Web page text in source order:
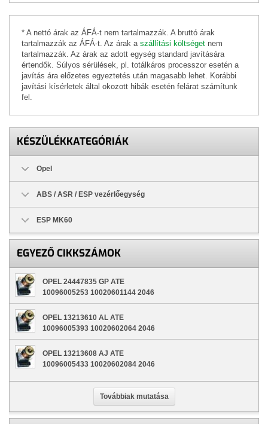
* A nettó árak az ÁFÁ-t nem tartalmazzák. A bruttó árak
tartalmazzák az ÁFÁ-t. Az árak a szállítási költséget nem
tartalmazzák. Az árak az adott egység standard javítására
értendők. Súlyos sérülések, pl. totálkáros processzor esetén a
javítás ára előzetes egyeztetés után magasabb lehet. Korábbi
javítási kísérletek által okozott hibák esetén felárat számítunk
fel.
KÉSZÜLÉKKATEGÓRIÁK
Opel
ABS / ASR / ESP vezérlőegység
ESP MK60
EGYEZŐ CIKKSZÁMOK
OPEL 24447835 GP ATE
10096005253 10020601144 2046
OPEL 13213610 AL ATE
10096005393 10020602064 2046
OPEL 13213608 AJ ATE
10096005433 10020602084 2046
Továbbiak mutatása